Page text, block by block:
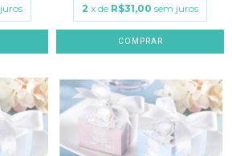
2 x de R$31,00 sem juros